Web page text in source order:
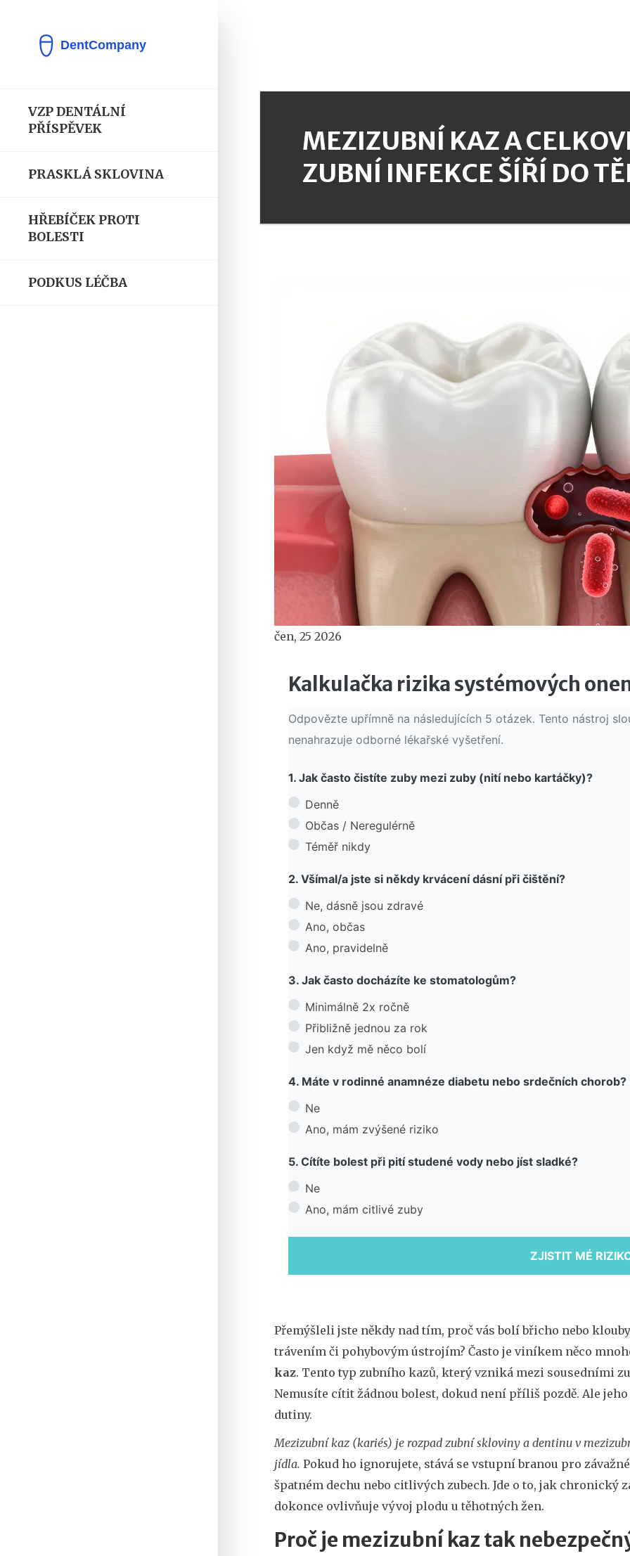
VZP DENTÁLNÍ
PŘÍSPĚVEK
PRASKLÁ SKLOVINA
HŘEBÍČEK PROTI
BOLESTI
PODKUS LÉČBA
MEZIZUBNÍ KAZ A
ZUBNÍ INFEKCE ŠÍŘÍ DO
čen, 25 2026
Kalkulačka rizika systémových
Odpovězte upřímně na následujících 5 otázek. Tento nástroj
nenahrazuje odborné lékařské vyšetření.
1. Jak často čistíte zuby mezi zuby (nití nebo kartáčky)?
Denně
Občas / Neregulérně
Téměř nikdy
2. Všímal/a jste si někdy krvácení dásní při čištění?
Ne, dásně jsou zdravé
Ano, občas
Ano, pravidelně
3. Jak často docházíte ke stomatologům?
Minimálně 2x ročně
Přibližně jednou za rok
Jen když mě něco bolí
4. Máte v rodinné anamnéze diabetu nebo srdečních chorob?
Ne
Ano, mám zvýšené riziko
5. Cítíte bolest při pití studené vody nebo jíst sladké?
Ne
Ano, mám citlivé zuby
ZJISTIT MÉ
Přemýšleli jste někdy nad tím, proč vás bolí břicho nebo
trávením či pohybovým ústrojím? Často je viníkem něco
kaz. Tento typ zubního kazů, který vzniká mezi sousedními
Nemusíte cítit žádnou bolest, dokud není příliš pozdě. Ale
dutiny.
Mezizubní kaz (kariés) je rozpad zubní skloviny a dentinu v
jídla. Pokud ho ignorujete, stává se vstupní branou pro
špatném dechu nebo citlivých zubech. Jde o to, jak chronický
dokonce ovlivňuje vývoj plodu u těhotných žen.
Proč je mezizubní kaz tak